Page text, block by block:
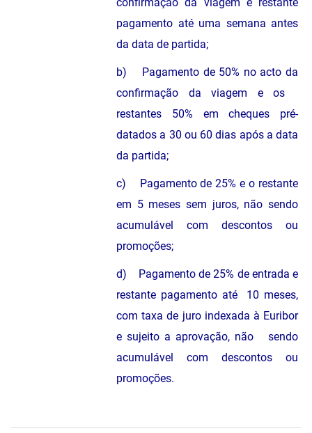
pagamento até uma semana antes
da data de partida;
b) Pagamento de 50% no acto da
confirmação da viagem e os
restantes 50% em cheques pré-
datados a 30 ou 60 dias após a data
da partida;
c) Pagamento de 25% e o restante
em 5 meses sem juros, não sendo
acumulável com descontos ou
promoções;
d) Pagamento de 25% de entrada e
restante pagamento até 10 meses,
com taxa de juro indexada à Euribor
e sujeito a aprovação, não sendo
acumulável com descontos ou
promoções.